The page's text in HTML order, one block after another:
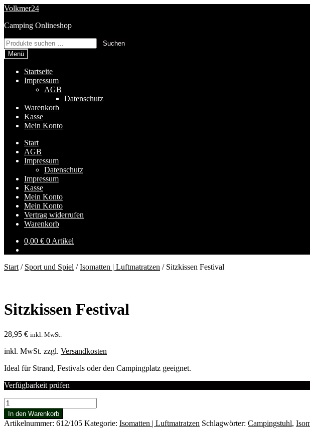
Zur
springen
Zum
springen
Volkmer24
Camping Onlineshop
Suchen
nach:
Suchen
Menü
Startseite
Impressum
AGB
Datenschutz
Warenkorb
Kasse
Mein Konto
Start
AGB
Impressum
Datenschutz
Impressum
Kasse
Mein Konto
Mein Konto
Vertrag widerrufen
Warenkorb
0,00 € 0 Artikel
Start / Sport und Spiel /Isomatten | Luftmatratzen / Sitzkissen Festival
Sitzkissen Festival
28,95 € inkl. MwSt.
inkl. MwSt. zzgl. Versandkosten
Ideal für Strand, Festivals oder den Campingplatz geeignet.
Verfügbarkeit prüfen
Sitzkissen
Festival
Menge
In den Warenkorb
Artikelnummer: 612/105 Kategorie: Isomatten | Luftmatratzen Schlagwörter: Campingstuhl,